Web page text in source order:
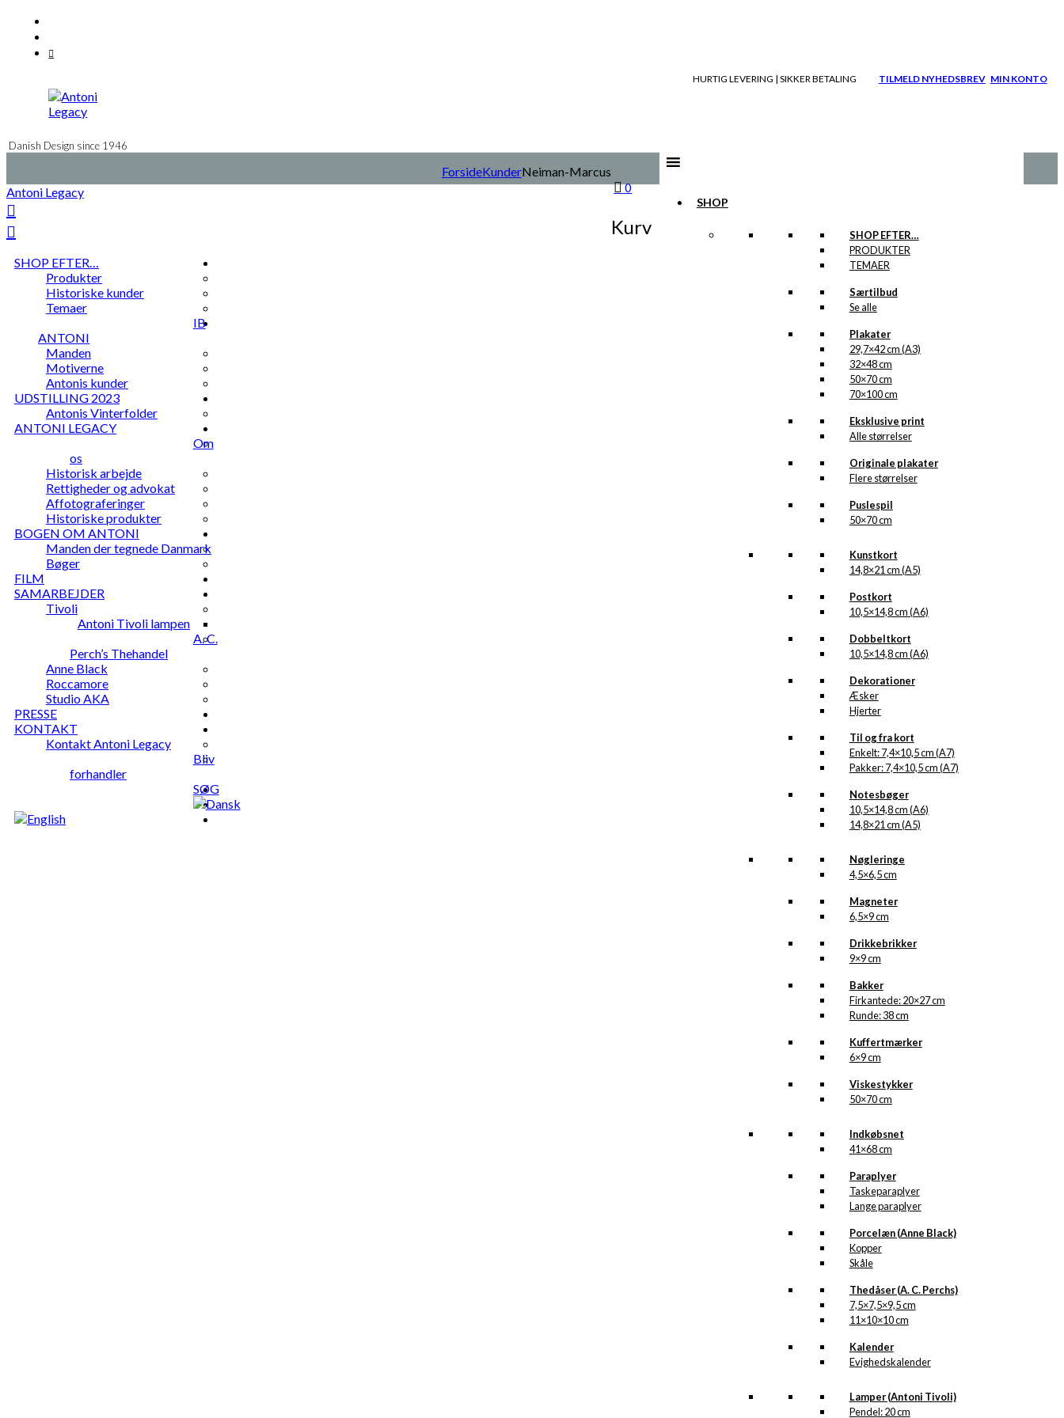
Videre
indhold
HURTIG LEVERING | SIKKER BETALING TILMELD NYHEDSBREV MIN KONTO
Danish Design since 1946
SHOP
SHOP EFTER…
PRODUKTER
TEMAER
Særtilbud
Se alle
Plakater
29,7×42 cm (A3)
32×48 cm
50×70 cm
70×100 cm
Eksklusive print
Alle størrelser
Originale plakater
Flere størrelser
Puslespil
50×70 cm
Kunstkort
14,8×21 cm (A5)
Postkort
10,5×14,8 cm (A6)
Dobbeltkort
10,5×14,8 cm (A6)
Dekorationer
Æsker
Hjerter
Til og fra kort
Enkelt: 7,4×10,5 cm (A7)
Pakker: 7,4×10,5 cm (A7)
Notesbøger
10,5×14,8 cm (A6)
14,8×21 cm (A5)
Nøgleringe
4,5×6,5 cm
Magneter
6,5×9 cm
Drikkebrikker
9×9 cm
Bakker
Firkantede: 20×27 cm
Runde: 38 cm
Kuffertmærker
6×9 cm
Viskestykker
50×70 cm
Indkøbsnet
41×68 cm
Paraplyer
Taskeparaplyer
Lange paraplyer
Porcelæn (Anne Black)
Kopper
Skåle
Thedåser (A. C. Perchs)
7,5×7,5×9,5 cm
11×10×10 cm
Kalender
Evighedskalender
Lamper (Antoni Tivoli)
Pendel: 20 cm
0
Kurv
ForsideKunderNeiman-Marcus
Antoni Legacy
SHOP EFTER…
Produkter
Historiske kunder
Temaer
IB
ANTONI
Manden
Motiverne
Antonis kunder
UDSTILLING 2023
Antonis Vinterfolder
ANTONI LEGACY
Om
os
Historisk arbejde
Rettigheder og advokat
Affotograferinger
Historiske produkter
BOGEN OM ANTONI
Manden der tegnede Danmark
Bøger
FILM
SAMARBEJDER
Tivoli
Antoni Tivoli lampen
A. C.
Perch’s Thehandel
Anne Black
Roccamore
Studio AKA
PRESSE
KONTAKT
Kontakt Antoni Legacy
Bliv
forhandler
SØG